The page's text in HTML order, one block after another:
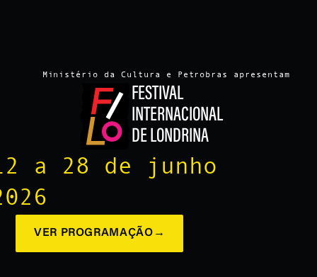
Ministério da Cultura e Petrobras apresentam
FESTIVAL
INTERNACIONAL
DE LONDRINA
a 28 de junho
VER PROGRAMAÇÃO →